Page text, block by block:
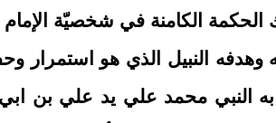
الكامنة في شخصيّة الإمام
النبيل الذي هو استمرار
النبي محمد علي يد علي بن